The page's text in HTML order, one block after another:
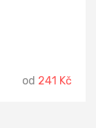
od 241 Kč